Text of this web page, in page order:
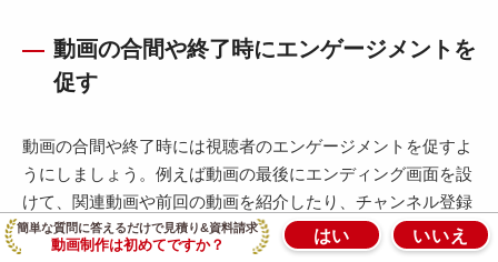
動画の合間や終了時にエンゲージメントを
促す
動画の合間や終了時には視聴者のエンゲージメントを促すよ
うにしましょう。例えば動画の最後にエンディング画面を設
けて、関連動画や前回の動画を紹介したり、チャンネル登録
のアイコンを設置したりします。動画を見て気に入ったユー
ザーがエンディング画面をきっかけに別の動画を視聴した
簡単な質問に答えるだけで見積り&資料請求
動画制作は初めてですか？
はい いいえ